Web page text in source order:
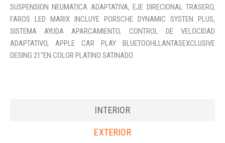
SUSPENSION NEUMATICA ADAPTATIVA, EJE DIRECIONAL TRASERO,
FAROS LED MARIX INCLUYE PORSCHE DYNAMIC SYSTEN PLUS,
SISTEMA AYUDA APARCAMIENTO, CONTROL DE VELOCIDAD
ADAPTATIVO, APPLE CAR PLAY BLUETOOHLLANTASEXCLUSIVE
DESING 21″EN COLOR PLATINO SATINADO
INTERIOR
EXTERIOR